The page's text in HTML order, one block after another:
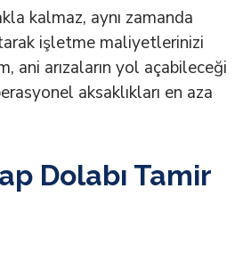
kalmaz, aynı zamanda
işletme maliyetlerinizi
ani arızaların yol açabileceği
aksaklıkları en aza
Dolabı Tamir